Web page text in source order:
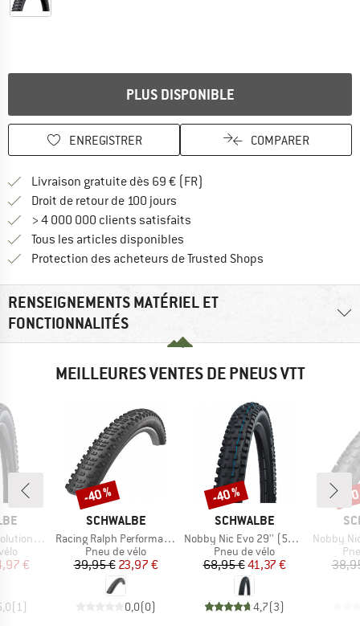
PLUS DISPONIBLE
ENREGISTRER COMPARER
Livraison gratuite dès 69 € (FR)
Droit de retour de 100 jours
> 4 000 000 clients satisfaits
Tous les articles disponibles
Protection des acheteurs de Trusted Shops
RENSEIGNEMENTS MATÉRIEL ET
FONCTIONNALITÉS
MEILLEURES VENTES DE PNEUS VTT
(60-584) TLE E-25
réduit
€
(1 )
MARQUE
SCHWALBE
Article
Racing Ralph Performance TwinSkin Tubeless 29x2,25
Product group
Pneu de vélo
Prix
39,95 €Prix réduit
23,97 €
0,0(0)
Remise
-40 %
MARQUE
SCHWALBE
Article
Nobby Nic Evo 29'' (57-622) Super Ground FB TLE
Product group
Pneu de vélo
Prix
68,95 €Prix réduit
41,37 €
4,7(3)
Remise
-40 %
Article
Nobby Nic
-